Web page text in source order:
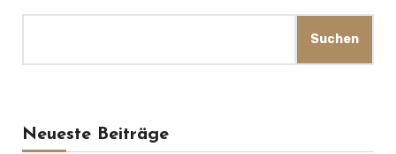
Suchen
Neueste Beiträge